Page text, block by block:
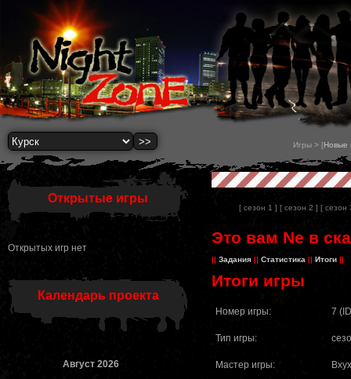
Игры > [Новые
Открытые игры
Открытых игр нет
Календарь проекта
Август 2026
[ сезон 1 ] [ сезон 2 ] [ сезон
Это вам Nе в
Задания Статистика Итоги
Итоги игры
Номер игры: 7
Тип игры:
Мастер игры: